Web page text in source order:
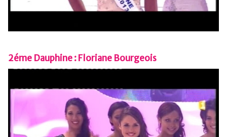
2éme Dauphine : Floriane Bourgeois